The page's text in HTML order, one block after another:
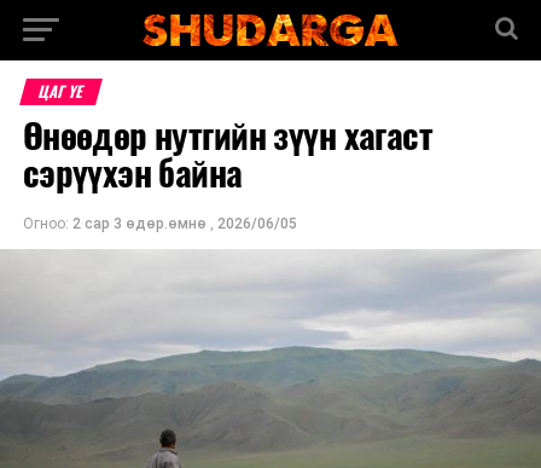
ЦАГ ҮЕ
Өнөөдөр нутгийн зүүн хагаст
сэрүүхэн байна
Огноо: 2 сар 3 өдөр.өмнө , 2026/06/05